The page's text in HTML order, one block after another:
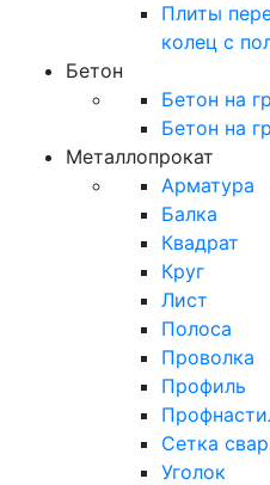
Плиты
колец с
Бетон
Бетон на
Бетон на
Металлопрокат
Арматура
Балка
Квадрат
Круг
Лист
Полоса
Проволка
Профиль
Сетка
Уголок